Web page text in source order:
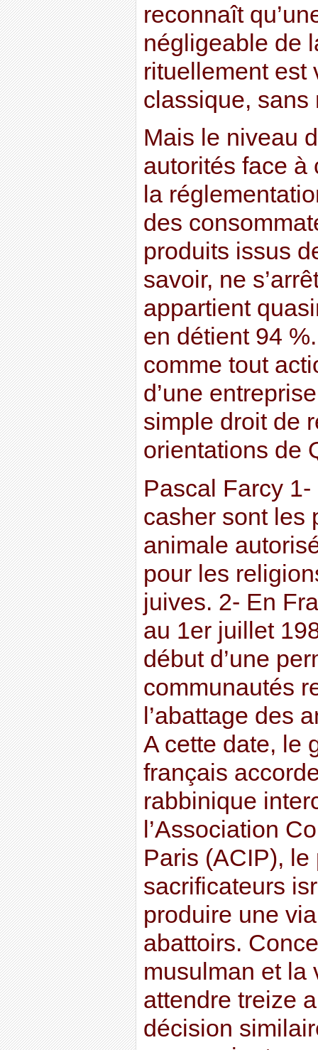
reconnaît
négligeable de
rituellement est
classique, sans
Mais le niveau
autorités face à
la
des
produits issus
savoir, ne
appartient
en détient 94
comme tout
d’une
simple droit de
orientations de
Pascal Farcy
casher sont les
animale
pour les
juives. 2- En
au 1er juillet
début d’une
communautés
l’abattage des
A cette date, le
français
rabbinique
l’Association
Paris (ACIP), le
sacrificateurs
produire une
abattoirs.
musulman et la
attendre treize
décision